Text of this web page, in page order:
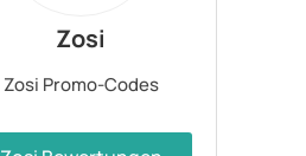
Zosi
Zosi Promo-Codes